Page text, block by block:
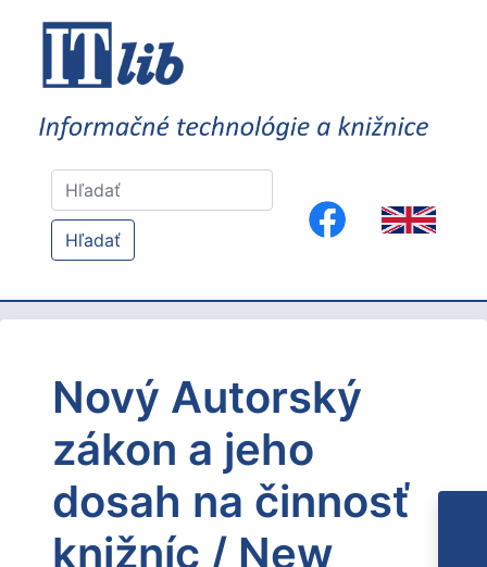
Hľadať
Nový Autorský
zákon a jeho
dosah na činnosť
knižníc / New